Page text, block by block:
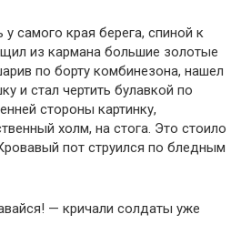
самого края берега, спиной к
из кармана большие золотые
по борту комбинезона, нашел
и стал чертить булавкой по
стороны картинку,
холм, на стога. Это стоило
пот струился по бледным
— кричали солдаты уже